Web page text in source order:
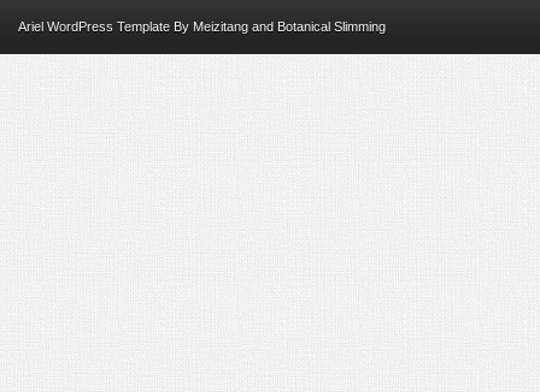
Ariel WordPress Template By Meizitang and Botanical Slimming